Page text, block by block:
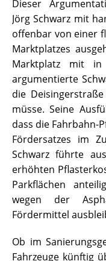
Dieser
Jörg Schwarz mit
offenbar von einer
Marktplatzes
Marktplatz mit in
argumentierte
die
müsse. Seine
dass die Fahrbahn-
Fördersatzes im
Schwarz führte
erhöhten
Parkflächen
wegen der
Fördermittel
Ob im
Fahrzeuge künftig